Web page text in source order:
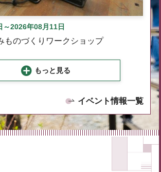
～2026年08月11日
ものづくりワークショップ
もっと見る
イベント情報一覧